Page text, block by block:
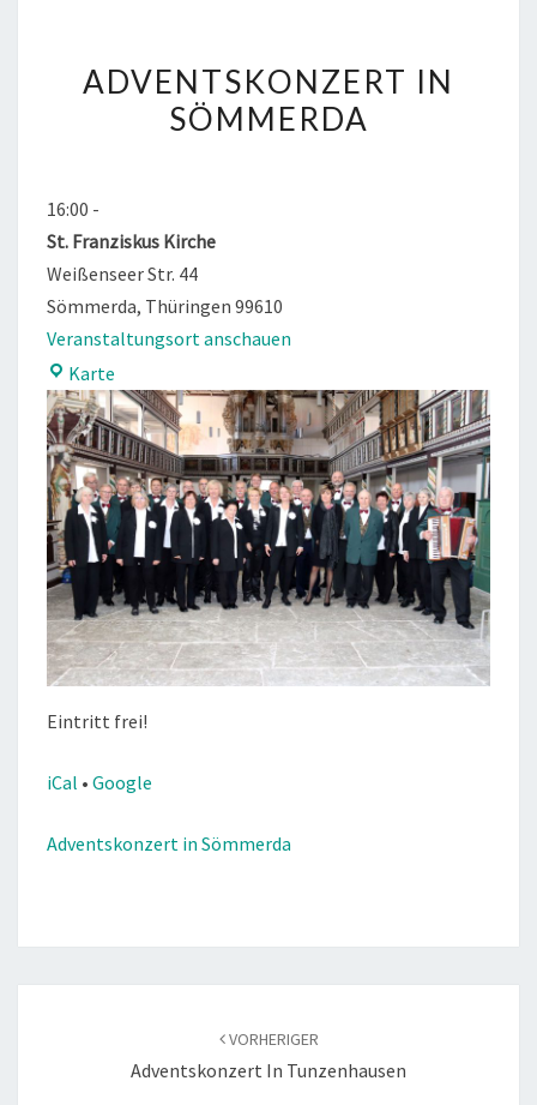
IN
SÖMMERDA
ADVENTSKONZERT IN
SÖMMERDA
16:00 -
St. Franziskus Kirche
Weißenseer Str. 44
Sömmerda, Thüringen 99610
Veranstaltungsort anschauen
Karte
Franziskus
Kirche
Eintritt frei!
iCal • Google
More
Adventskonzert in Sömmerda
VORHERIGER
Adventskonzert In Tunzenhausen